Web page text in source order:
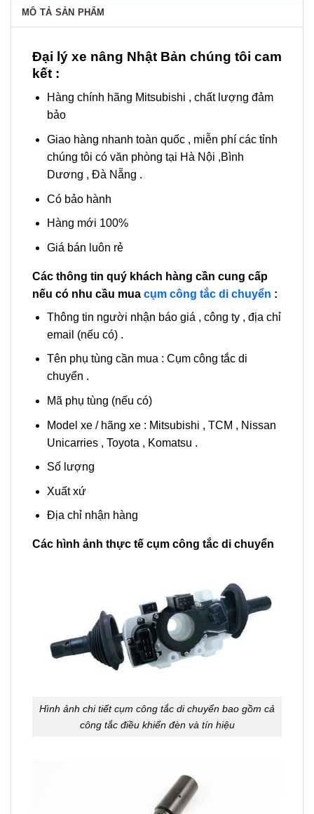
MÔ TẢ SẢN PHẨM
Đại lý xe nâng Nhật Bản chúng tôi cam
kết :
Hàng chính hãng Mitsubishi , chất lượng đảm
bảo
Giao hàng nhanh toàn quốc , miễn phí các tỉnh
chúng tôi có văn phòng tại Hà Nội ,Bình
Dương , Đà Nẵng .
Có bảo hành
Hàng mới 100%
Giá bán luôn rẻ
Các thông tin quý khách hàng cần cung cấp
nếu có nhu cầu mua cụm công tắc di chuyển :
Thông tin người nhận báo giá , công ty , địa chỉ
email (nếu có) .
Tên phụ tùng cần mua : Cụm công tắc di
chuyển .
Mã phụ tùng (nếu có)
Model xe / hãng xe : Mitsubishi , TCM , Nissan
Unicarries , Toyota , Komatsu .
Số lượng
Xuất xứ
Địa chỉ nhận hàng
Các hình ảnh thực tế cụm công tắc di chuyển
Hình ảnh chi tiết cụm công tắc di chuyển bao gồm cả
công tắc điều khiển đèn và tín hiệu